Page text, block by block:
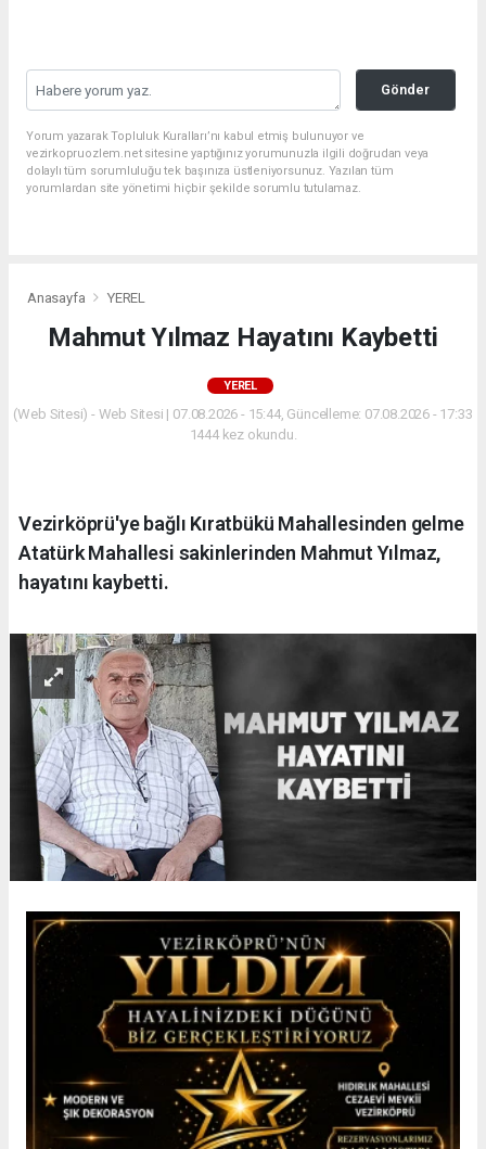
Gönder
Yorum yazarak Topluluk Kuralları’nı kabul etmiş bulunuyor ve
vezirkopruozlem.net sitesine yaptığınız yorumunuzla ilgili doğrudan veya
dolaylı tüm sorumluluğu tek başınıza üstleniyorsunuz. Yazılan tüm
yorumlardan site yönetimi hiçbir şekilde sorumlu tutulamaz.
Anasayfa YEREL
Mahmut Yılmaz Hayatını Kaybetti
YEREL
(Web Sitesi) - Web Sitesi | 07.08.2026 - 15:44, Güncelleme: 07.08.2026 - 17:33
1444 kez okundu.
Vezirköprü'ye bağlı Kıratbükü Mahallesinden gelme
Atatürk Mahallesi sakinlerinden Mahmut Yılmaz,
hayatını kaybetti.